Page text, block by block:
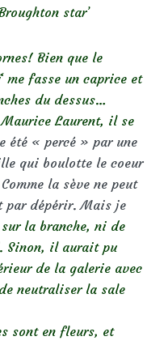
star’
Bien que le
‘ me fasse un caprice et
du dessus…
Laurent, il se
été « percé » par une
qui boulotte le coeur
la sève ne peut
dépérir. Mais je
la branche, ni de
Sinon, il aurait pu
de la galerie avec
neutraliser la sale
sont en fleurs, et